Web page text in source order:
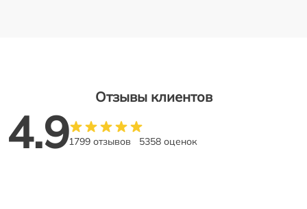
Отзывы клиентов
4.91799 отзывов 5358 оценок